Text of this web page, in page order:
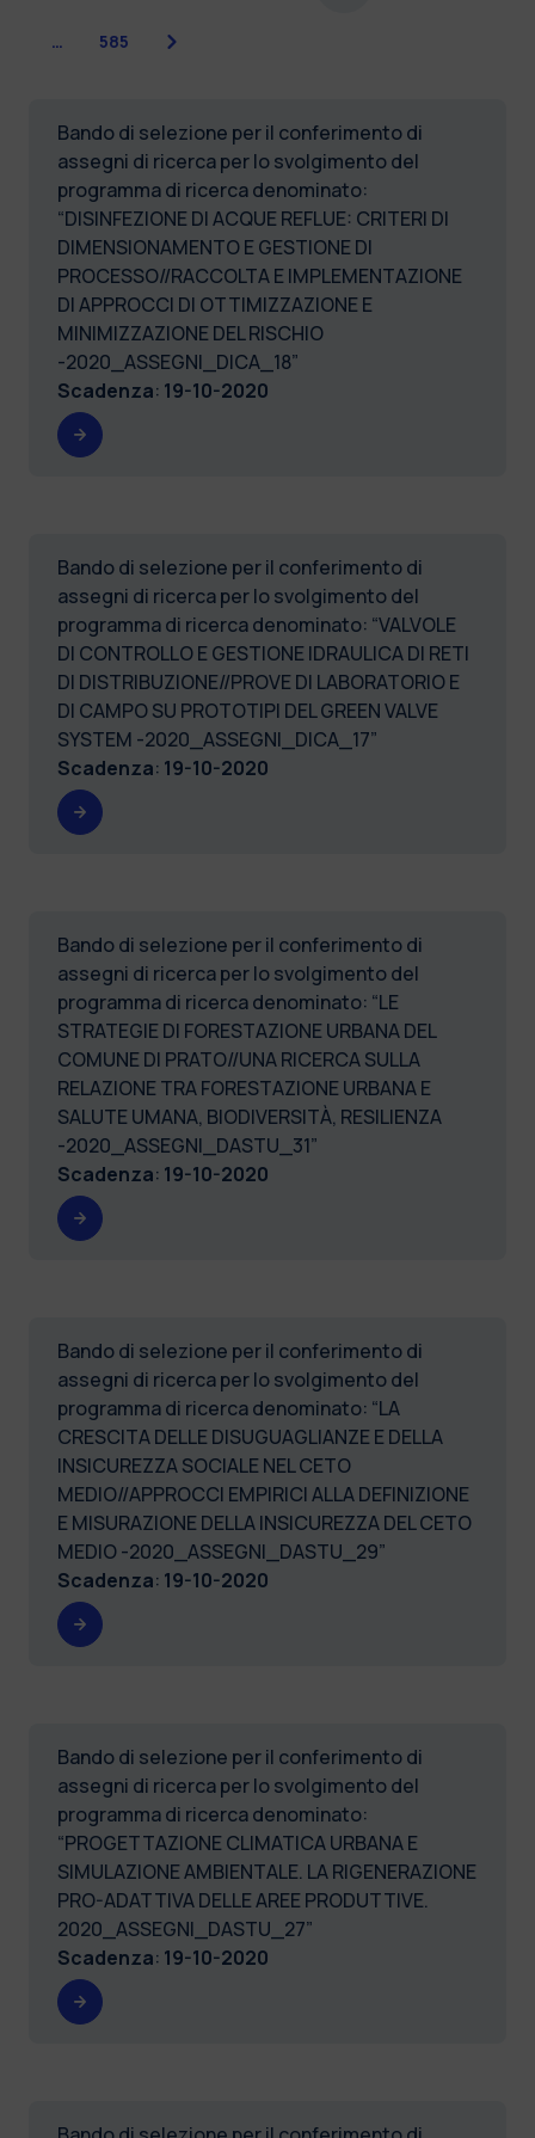
… 585 Successiva
Bando di selezione per il conferimento di
assegni di ricerca per lo svolgimento del
programma di ricerca denominato:
“DISINFEZIONE DI ACQUE REFLUE: CRITERI DI
DIMENSIONAMENTO E GESTIONE DI
PROCESSO//RACCOLTA E IMPLEMENTAZIONE
DI APPROCCI DI OTTIMIZZAZIONE E
MINIMIZZAZIONE DEL RISCHIO
-2020_ASSEGNI_DICA_18”
Scadenza: 19-10-2020
Bando di selezione per il conferimento di
assegni di ricerca per lo svolgimento del
programma di ricerca denominato: “VALVOLE
DI CONTROLLO E GESTIONE IDRAULICA DI RETI
DI DISTRIBUZIONE//PROVE DI LABORATORIO E
DI CAMPO SU PROTOTIPI DEL GREEN VALVE
SYSTEM -2020_ASSEGNI_DICA_17”
Scadenza: 19-10-2020
Bando di selezione per il conferimento di
assegni di ricerca per lo svolgimento del
programma di ricerca denominato: “LE
STRATEGIE DI FORESTAZIONE URBANA DEL
COMUNE DI PRATO//UNA RICERCA SULLA
RELAZIONE TRA FORESTAZIONE URBANA E
SALUTE UMANA, BIODIVERSITÀ, RESILIENZA
-2020_ASSEGNI_DASTU_31”
Scadenza: 19-10-2020
Bando di selezione per il conferimento di
assegni di ricerca per lo svolgimento del
programma di ricerca denominato: “LA
CRESCITA DELLE DISUGUAGLIANZE E DELLA
INSICUREZZA SOCIALE NEL CETO
MEDIO//APPROCCI EMPIRICI ALLA DEFINIZIONE
E MISURAZIONE DELLA INSICUREZZA DEL CETO
MEDIO -2020_ASSEGNI_DASTU_29”
Scadenza: 19-10-2020
Bando di selezione per il conferimento di
assegni di ricerca per lo svolgimento del
programma di ricerca denominato:
“PROGETTAZIONE CLIMATICA URBANA E
SIMULAZIONE AMBIENTALE. LA RIGENERAZIONE
PRO-ADATTIVA DELLE AREE PRODUTTIVE.
2020_ASSEGNI_DASTU_27”
Scadenza: 19-10-2020